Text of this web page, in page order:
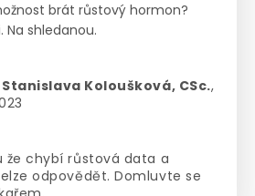
brát růstový hormon?
Na shledanou.
Stanislava Koloušková, CSc.,
že chybí růstová data a
odpovědět. Domluvte se